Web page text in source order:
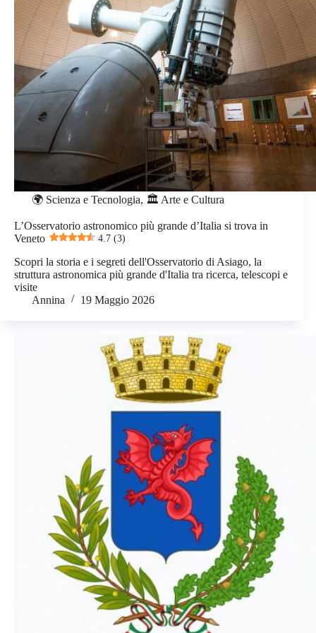
🌍 Scienza e Tecnologia, 🏛️ Arte e Cultura
L’Osservatorio astronomico più grande d’Italia si trova in
Veneto
4.7 (3)
Scopri la storia e i segreti dell'Osservatorio di Asiago, la
struttura astronomica più grande d'Italia tra ricerca, telescopi e
visite
Annina
19 Maggio 2026